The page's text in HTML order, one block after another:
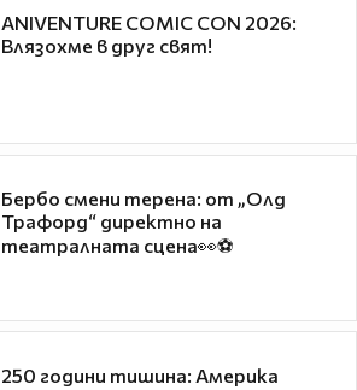
ANIVENTURE COMIC CON 2026:
Влязохме в друг свят!
Бербо смени терена: от „Олд
Трафорд“ директно на
театралната сцена👀⚽
250 години тишина: Америка